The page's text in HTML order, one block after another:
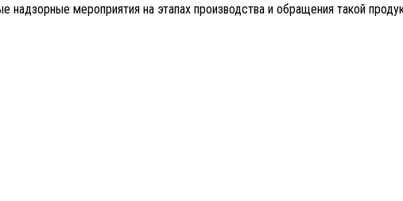
мероприятия на этапах производства и обращения такой